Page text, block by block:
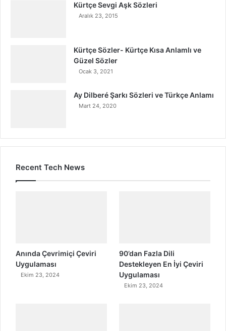
Kürtçe Sevgi Aşk Sözleri
Aralık 23, 2015
Kürtçe Sözler- Kürtçe Kısa Anlamlı ve
Güzel Sözler
Ocak 3, 2021
Ay Dilberé Şarkı Sözleri ve Türkçe Anlamı
Mart 24, 2020
Recent Tech News
Anında Çevrimiçi Çeviri
Uygulaması
Ekim 23, 2024
90’dan Fazla Dili
Destekleyen En İyi Çeviri
Uygulaması
Ekim 23, 2024